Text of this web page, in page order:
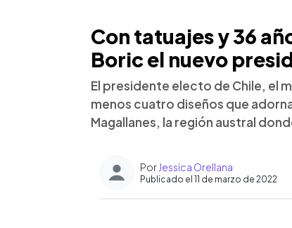
Con tatuajes y 36
Boric el nuevo
El presidente electo de Chile, el
menos cuatro diseños que
Magallanes, la región austral
Por Jessica Orellana
Publicado el 11 de marzo de 2022